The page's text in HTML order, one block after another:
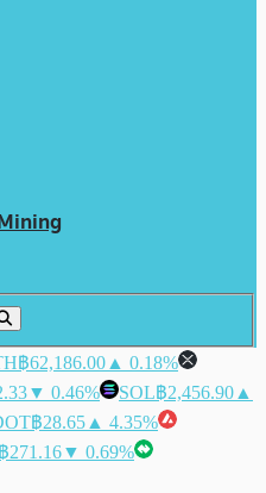
฿62,186.00 ▲ 0.18%
▼ 0.46% SOL฿2,456.90 ▲
฿28.65 ▲ 4.35%
฿271.16▼ 0.69%